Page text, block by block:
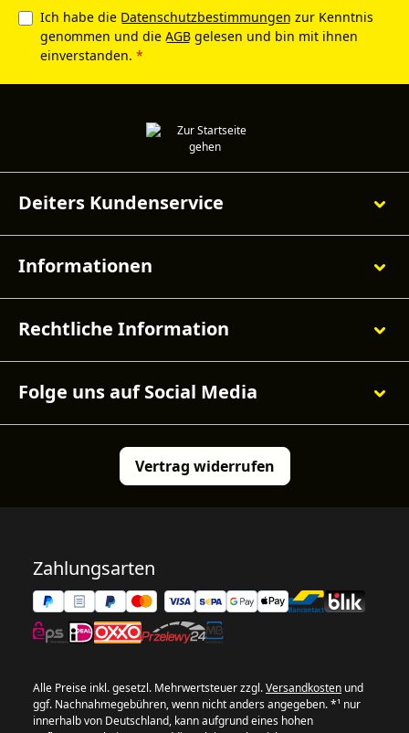
Ich habe die Datenschutzbestimmungen zur Kenntnis
genommen und die AGB gelesen und bin mit ihnen
einverstanden. *
Deiters Kundenservice
Informationen
Rechtliche Information
Folge uns auf Social Media
Vertrag widerrufen
Zahlungsarten
Alle Preise inkl. gesetzl. Mehrwertsteuer zzgl.Versandkosten und
ggf. Nachnahmegebühren, wenn nicht anders angegeben. *¹ nur
innerhalb von Deutschland, kann aufgrund eines hohen